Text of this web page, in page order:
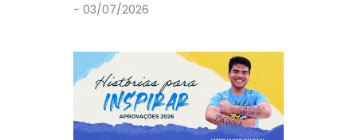
- 03/07/2026